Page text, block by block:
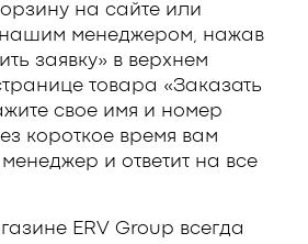
на сайте или
менеджером, нажав
заявку» в верхнем
товара «Заказать
свое имя и номер
короткое время вам
и ответит на все
ERV Group всегда